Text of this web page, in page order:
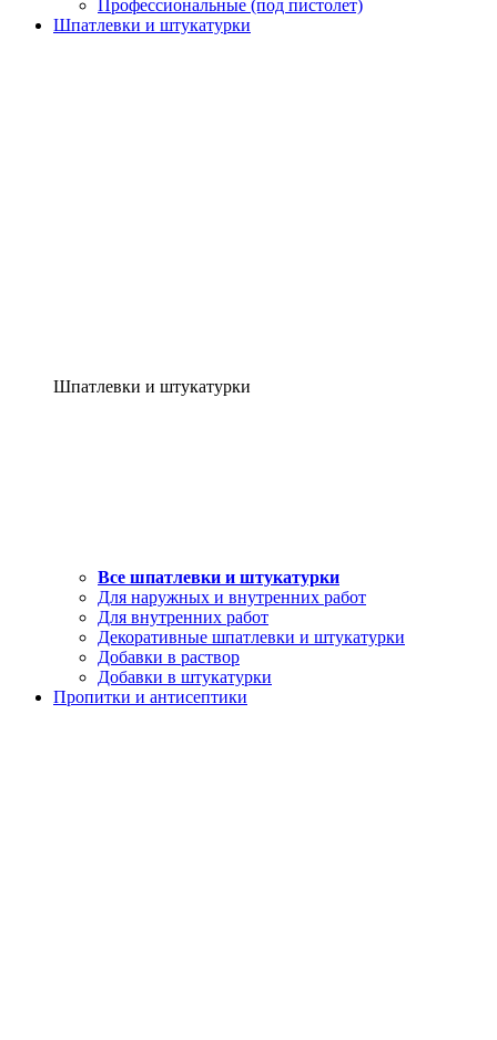
Профессиональные (под пистолет)
Шпатлевки и штукатурки
Шпатлевки и штукатурки
Все шпатлевки и штукатурки
Для наружных и внутренних работ
Для внутренних работ
Декоративные шпатлевки и штукатурки
Добавки в раствор
Добавки в штукатурки
Пропитки и антисептики